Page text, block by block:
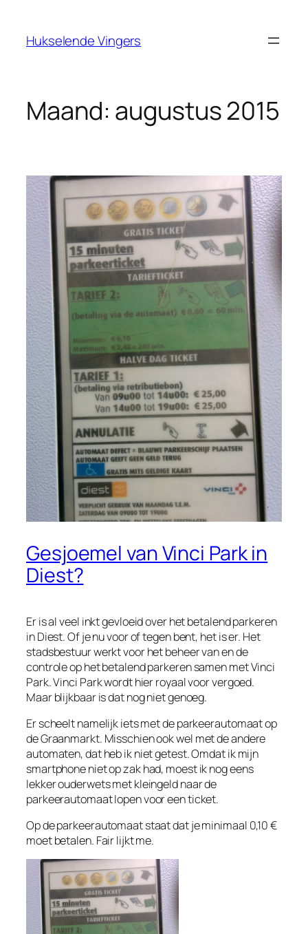
Hukselende Vingers
Maand: augustus 2015
Gesjoemel van Vinci Park in
Diest?
Er is al veel inkt gevloeid over het betalend parkeren
in Diest. Of je nu voor of tegen bent, het is er. Het
stadsbestuur werkt voor het beheer van en de
controle op het betalend parkeren samen met Vinci
Park. Vinci Park wordt hier royaal voor vergoed.
Maar blijkbaar is dat nog niet genoeg.
Er scheelt namelijk iets met de parkeerautomaat op
de Graanmarkt. Misschien ook wel met de andere
automaten, dat heb ik niet getest. Omdat ik mijn
smartphone niet op zak had, moest ik nog eens
lekker ouderwets met kleingeld naar de
parkeerautomaat lopen voor een ticket.
Op de parkeerautomaat staat dat je minimaal 0,10 €
moet betalen. Fair lijkt me.